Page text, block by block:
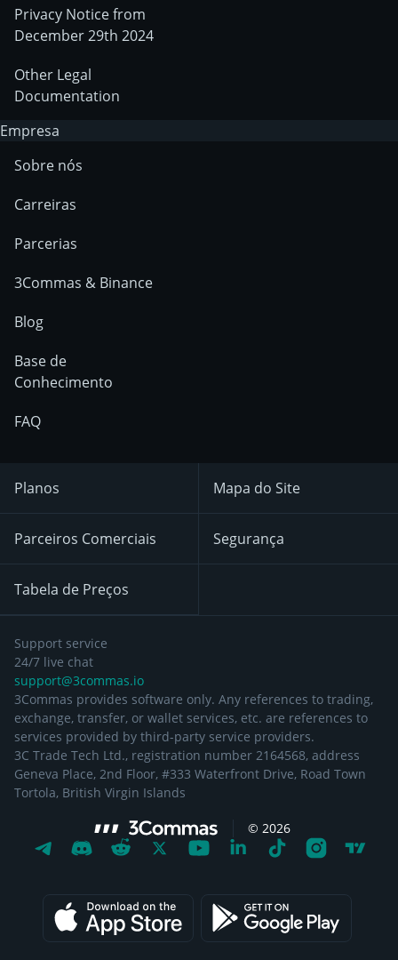
Privacy Notice from
December 29th 2024
Other Legal
Documentation
Empresa
Sobre nós
Carreiras
Parcerias
3Commas & Binance
Blog
Base de
Conhecimento
FAQ
Planos
Parceiros Comerciais
Tabela de Preços
Mapa do Site
Segurança
Support service
24/7 live chat
support@3commas.io
3Commas provides software only. Any references to trading,
exchange, transfer, or wallet services, etc. are references to
services provided by third-party service providers.
3C Trade Tech Ltd., registration number 2164568, address
Geneva Place, 2nd Floor, #333 Waterfront Drive, Road Town
Tortola, British Virgin Islands
© 2026